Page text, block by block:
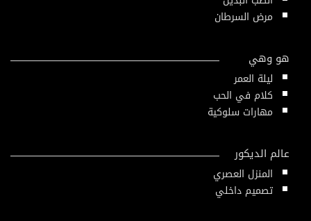
مرض السرطان
هو وهي
ليلة العمر
كلام في الحب
مهارات سلوكية
عالم الديكور
المنزل العصري
تصميم داخلي